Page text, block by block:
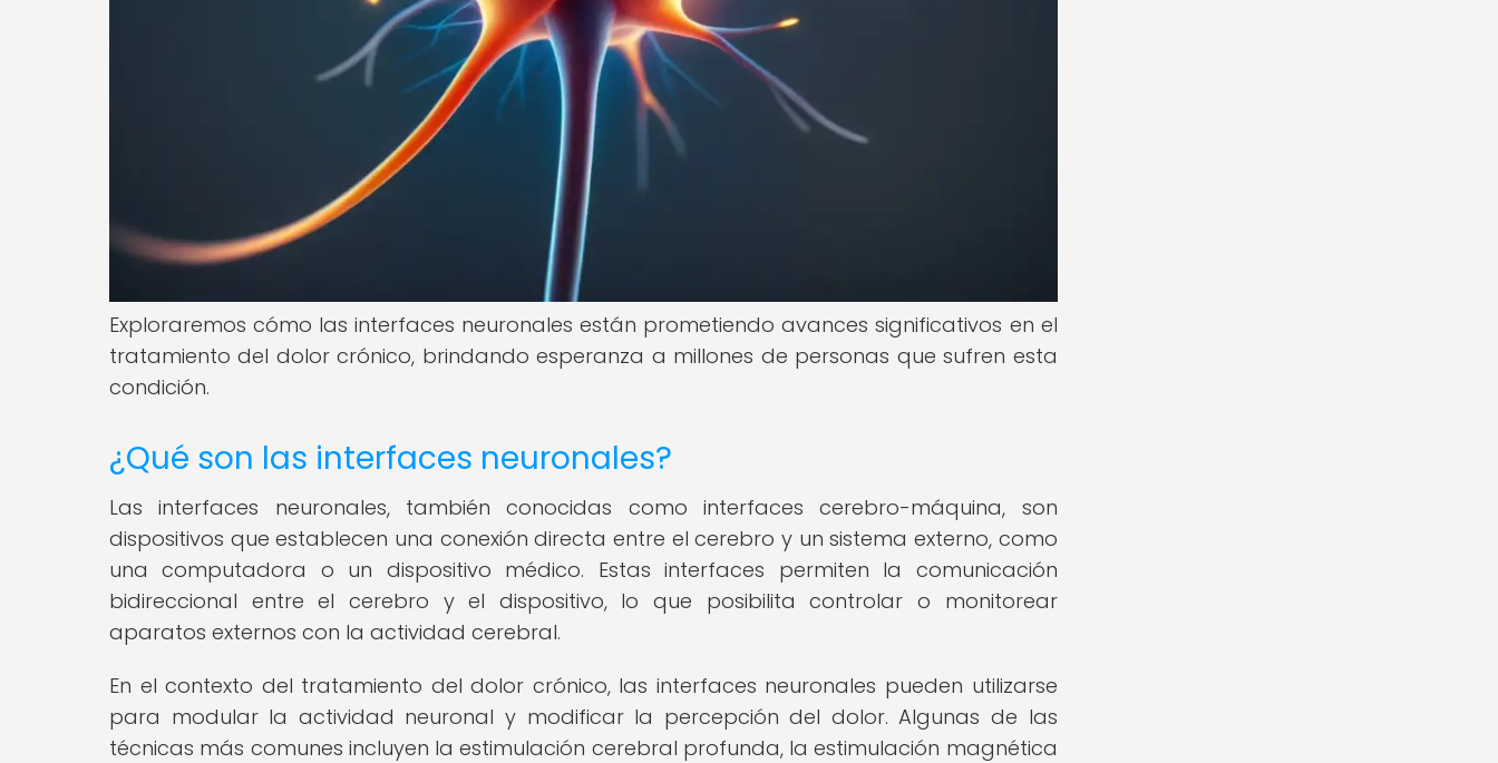
Exploraremos cómo las interfaces neuronales están prometiendo avances significativos en el
tratamiento del dolor crónico, brindando esperanza a millones de personas que sufren esta
condición.
¿Qué son las interfaces neuronales?
Las interfaces neuronales, también conocidas como interfaces cerebro-máquina, son
dispositivos que establecen una conexión directa entre el cerebro y un sistema externo, como
una computadora o un dispositivo médico. Estas interfaces permiten la comunicación
bidireccional entre el cerebro y el dispositivo, lo que posibilita controlar o monitorear
aparatos externos con la actividad cerebral.
En el contexto del tratamiento del dolor crónico, las interfaces neuronales pueden utilizarse
para modular la actividad neuronal y modificar la percepción del dolor. Algunas de las
técnicas más comunes incluyen la estimulación cerebral profunda, la estimulación magnética